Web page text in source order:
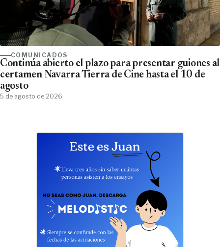
COMUNICADOS
Continúa abierto el plazo para presentar guiones al
certamen Navarra Tierra de Cine hasta el 10 de
agosto
5 de agosto de 2026